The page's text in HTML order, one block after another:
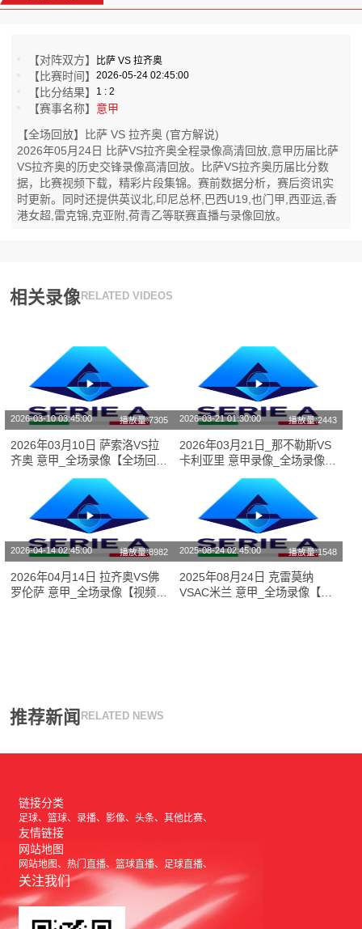
【对阵双方】 比萨 VS 拉齐奥
【比赛时间】2026-05-24 02:45:00
【比分结果】 1 : 2
【赛事名称】 意甲
【全场回放】比萨 VS 拉齐奥 (官方解说)
2026年05月24日 比萨VS拉齐奥全程录像高清回放,意甲历届比萨
VS拉齐奥的历史交锋录像高清回放。比萨VS拉齐奥历届比分数
据，比赛视频下载，精彩片段集锦。赛前数据分析，赛后资讯实
时更新。同时还提供英议北,印尼总杯,巴西U19,也门甲,西亚运,香
港女超,雷克锦,克亚附,荷青乙等联赛直播与录像回放。
相关录像 RELATED VIDEOS
2026-03-10 03:45:00 播放量:7305
2026年03月10日 萨索洛VS拉
齐奥 意甲_全场录像【全场回
2026-03-21 01:30:00 播放量:2443
2026年03月21日_那不勒斯VS
卡利亚里 意甲录像_全场录像
【视频集锦】
2026-04-14 02:45:00 播放量:8982
2026年04月14日 拉齐奥VS佛
罗伦萨 意甲_全场录像【视频集
2025-08-24 02:45:00 播放量:1548
2025年08月24日 克雷莫纳
VSAC米兰 意甲_全场录像【视
推荐新闻 RELATED NEWS
链接分类
足球 篮球 录播 影像 头条 其他比赛
友情链接
网站地图
网站地图 热门直播 篮球直播 足球直播
关注我们